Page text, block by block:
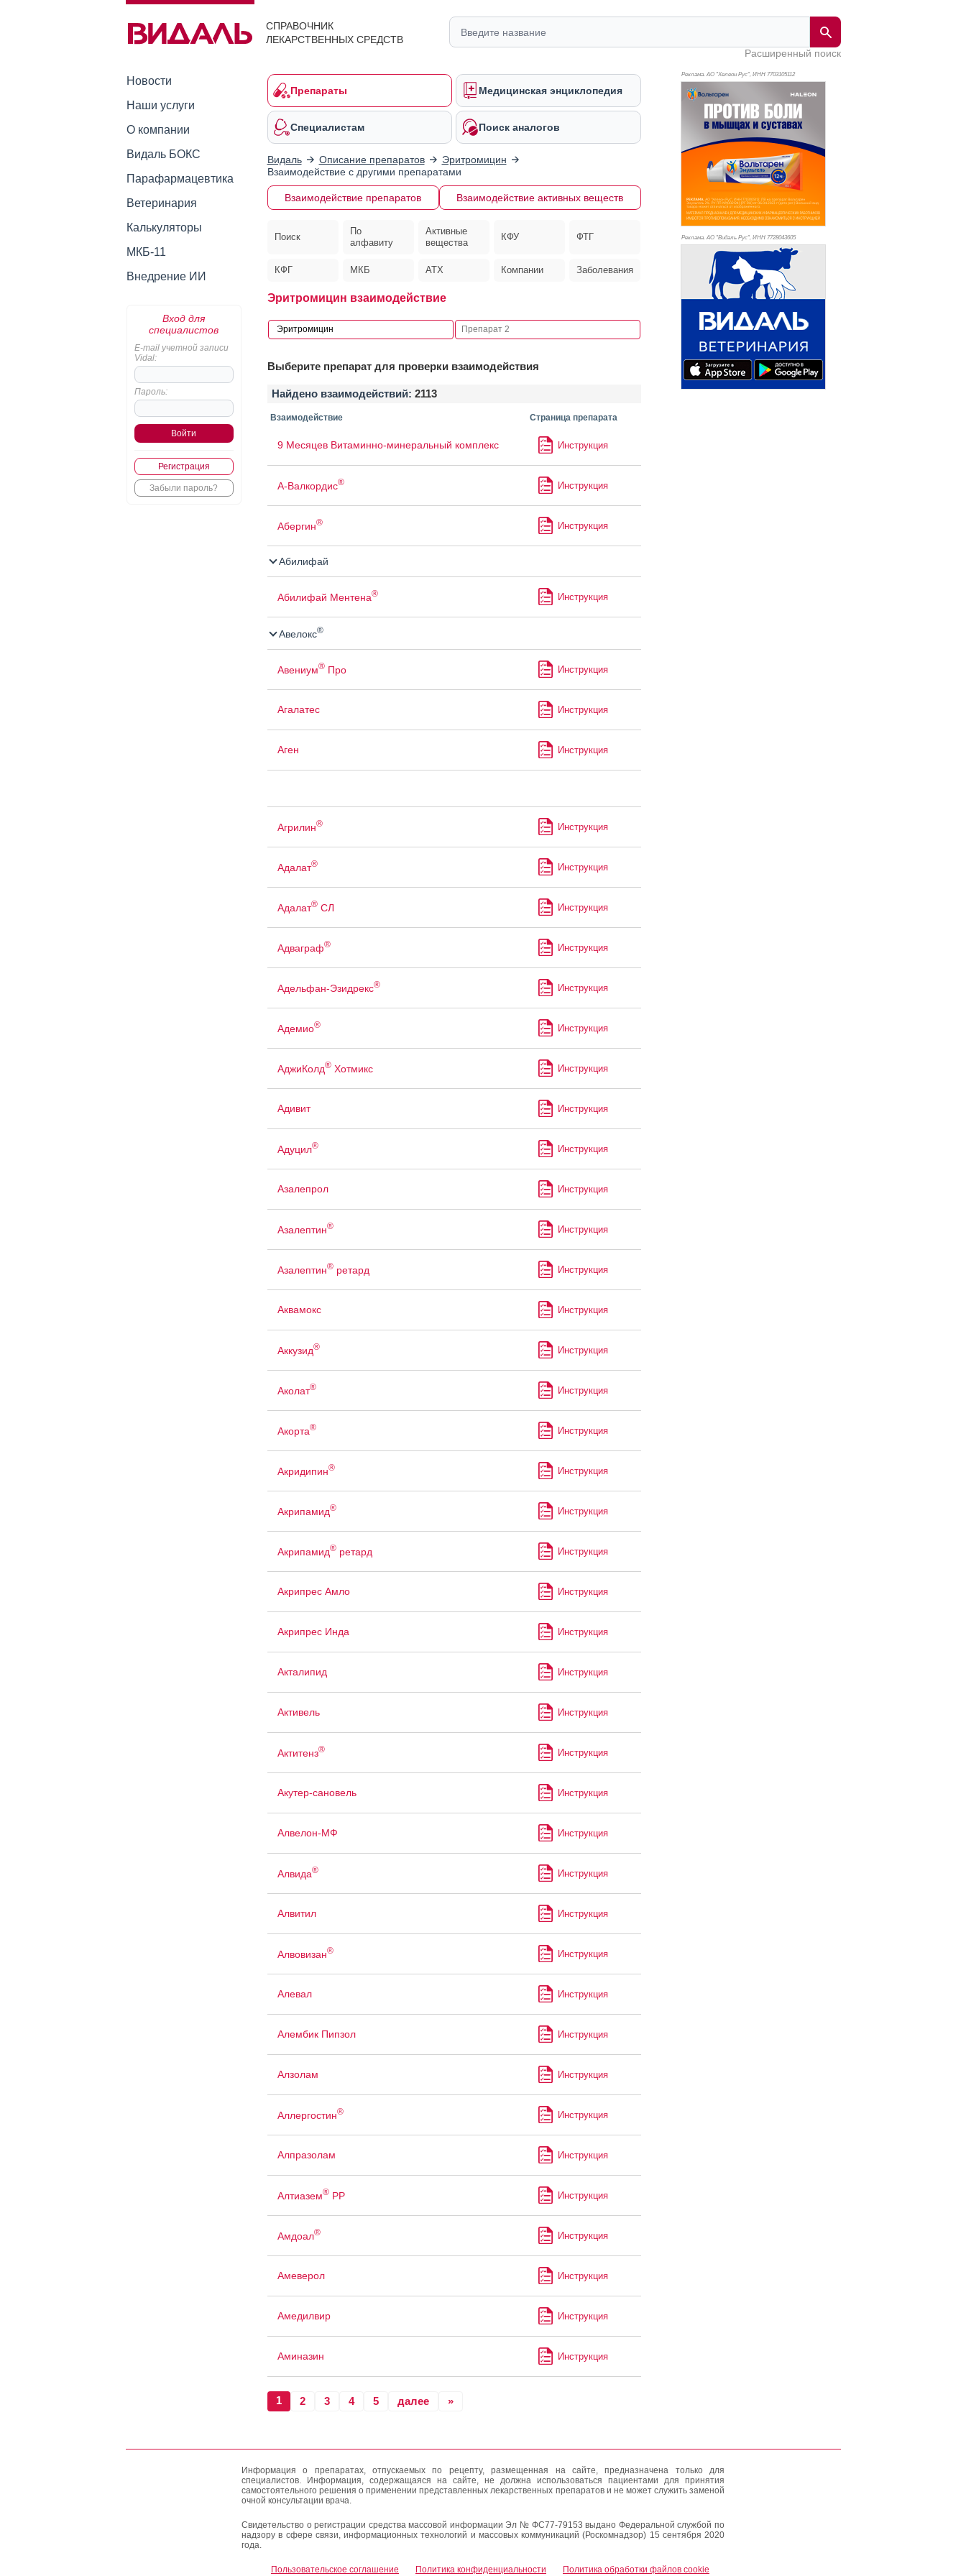
СПРАВОЧНИК
ЛЕКАРСТВЕННЫХ СРЕДСТВ
Расширенный поиск
Новости
Наши услуги
О компании
Видаль БОКС
Парафармацевтика
Ветеринария
Калькуляторы
МКБ-11
Внедрение ИИ
Вход для
специалистов
E-mail учетной записи
Vidal:
Пароль:
Регистрация
Забыли пароль?
Препараты Медицинская энциклопедия
Специалистам Поиск аналогов
Видаль Описание препаратов
Эритромицин
Взаимодействие с другими препаратами
Взаимодействие препаратов Взаимодействие активных веществ
Поиск
По
алфавиту
Активные
вещества
КФУ ФТГ
КФГ МКБ АТХ Компании Заболевания
Эритромицин взаимодействие
Выберите препарат для проверки взаимодействия
Найдено взаимодействий: 2113
Взаимодействие Страница препарата
9 Месяцев Витаминно-минеральный комплекс Инструкция
А-Валкордис® Инструкция
Абергин® Инструкция
Абилифай
Абилифай Ментена® Инструкция
Авелокс®
Авениум®Про Инструкция
Агалатес Инструкция
Аген Инструкция
Агрилин® Инструкция
Адалат® Инструкция
Адалат®СЛ Инструкция
Адваграф® Инструкция
Адельфан-Эзидрекс® Инструкция
Адемио® Инструкция
АджиКолд®Хотмикс Инструкция
Адивит Инструкция
Адуцил® Инструкция
Азалепрол Инструкция
Азалептин® Инструкция
Азалептин®ретард Инструкция
Аквамокс Инструкция
Аккузид® Инструкция
Аколат® Инструкция
Акорта® Инструкция
Акридипин® Инструкция
Акрипамид® Инструкция
Акрипамид®ретард Инструкция
Акрипрес Амло Инструкция
Акрипрес Инда Инструкция
Акталипид Инструкция
Активель Инструкция
Актитенз® Инструкция
Акутер-сановель Инструкция
Алвелон-МФ Инструкция
Алвида® Инструкция
Алвитил Инструкция
Алвовизан® Инструкция
Алевал Инструкция
Алембик Пипзол Инструкция
Алзолам Инструкция
Аллергостин® Инструкция
Алпразолам Инструкция
Алтиазем®РР Инструкция
Амдоал® Инструкция
Амеверол Инструкция
Амедилвир Инструкция
Аминазин Инструкция
1 2 3 4 5 далее »
Реклама. АО "Хелеон Рус", ИНН 7703105112
Реклама. АО "Видаль Рус", ИНН 7728043605
Информация о препаратах, отпускаемых по рецепту, размещенная на сайте, предназначена только для
специалистов. Информация, содержащаяся на сайте, не должна использоваться пациентами для принятия
самостоятельного решения о применении представленных лекарственных препаратов и не может служить заменой
очной консультации врача.
Свидетельство о регистрации средства массовой информации Эл № ФС77-79153 выдано Федеральной службой по
надзору в сфере связи, информационных технологий и массовых коммуникаций (Роскомнадзор) 15 сентября 2020
года.
Пользовательское соглашение Политика конфиденциальности Политика обработки файлов cookie